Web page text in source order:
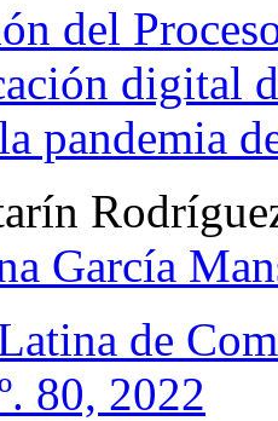
del
digital
pandemia
García
de
80, 2022